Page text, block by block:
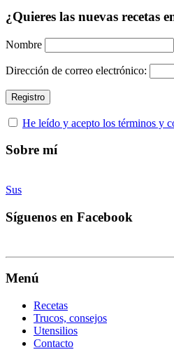
¿Quieres las nuevas recetas
Nombre
Dirección de correo electrónico:
He leído y acepto los términos y
Sobre mí
Sus
Síguenos en Facebook
Menú
Recetas
Trucos, consejos
Utensilios
Contacto